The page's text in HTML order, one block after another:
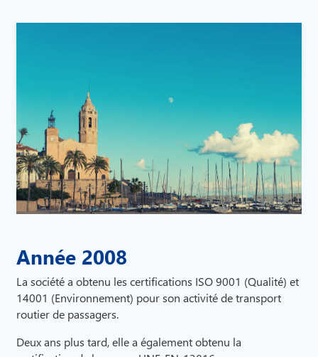
Année 2008
La société a obtenu les certifications ISO 9001 (Qualité) et
14001 (Environnement) pour son activité de transport
routier de passagers.
Deux ans plus tard, elle a également obtenu la